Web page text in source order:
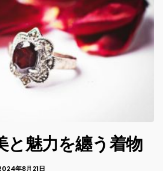
と魅力を纏う着物
年8月21日